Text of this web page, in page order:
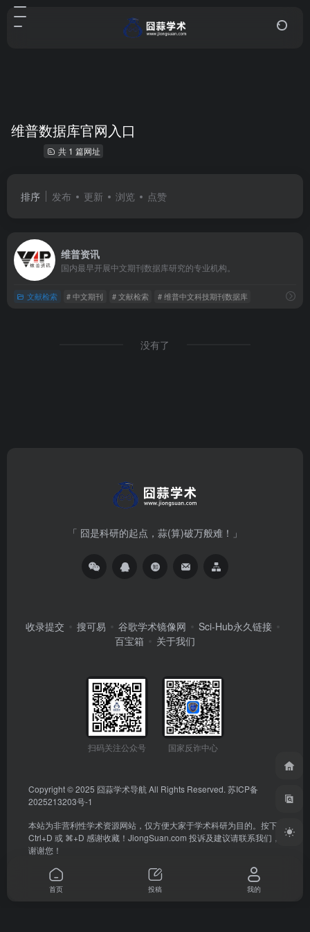
维普数据库官网入口
共 1 篇网址
排序 发布 更新 浏览 点赞
维普资讯
国内最早开展中文期刊数据库研究的专业机构。
文献检索 # 中文期刊 # 文献检索 # 维普中文科技期刊数据库
没有了
「 囧是科研的起点，蒜(算)破万般难！」
收录提交 搜可易 谷歌学术镜像网
Sci-Hub永久链接
百宝箱
关于我们
扫码关注公众号 国家反诈中心
Copyright © 2025 囧蒜学术导航 All Rights Reserved. 苏ICP备
2025213203号-1
本站为非营利性学术资源网站，仅方便大家于学术科研为目的。按下
Ctrl+D 或 ⌘+D 感谢收藏！ JiongSuan.com 投诉及建议请联系我们，
谢谢您！
首页 投稿 我的